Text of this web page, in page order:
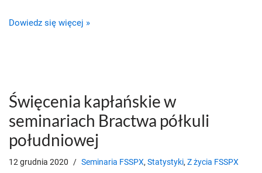
Dowiedz się więcej »
Święcenia kapłańskie w
seminariach Bractwa półkuli
południowej
12 grudnia 2020 Seminaria FSSPX, Statystyki, Z życia FSSPX